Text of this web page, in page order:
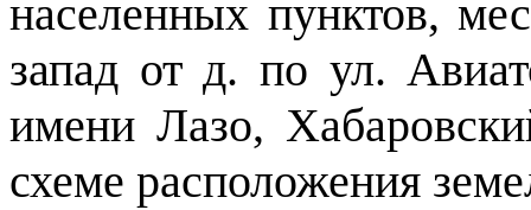
населенных пунктов,
запад от д. по ул.
имени Лазо,
схеме расположения